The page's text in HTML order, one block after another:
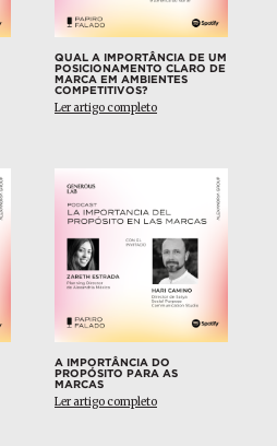
QUAL A IMPORTÂNCIA DE UM
POSICIONAMENTO CLARO DE
MARCA EM AMBIENTES
COMPETITIVOS?
Ler artigo completo
A IMPORTÂNCIA DO
PROPÓSITO PARA AS
MARCAS
Ler artigo completo